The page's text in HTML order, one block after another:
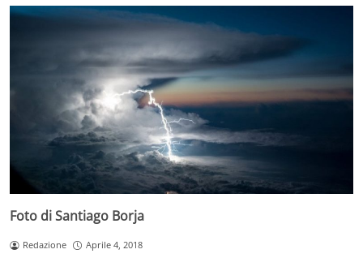
Foto di Santiago Borja
Redazione Aprile 4, 2018